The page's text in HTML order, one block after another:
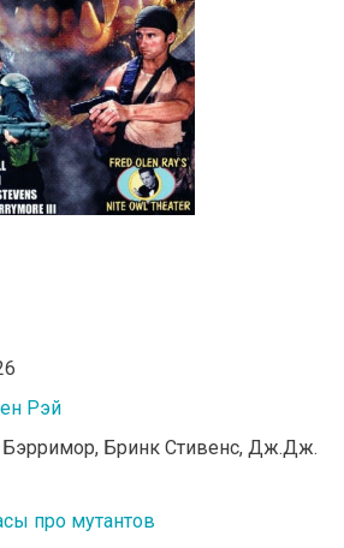
Рэй
Бринк Стивенс, Дж.Дж.
про мутантов